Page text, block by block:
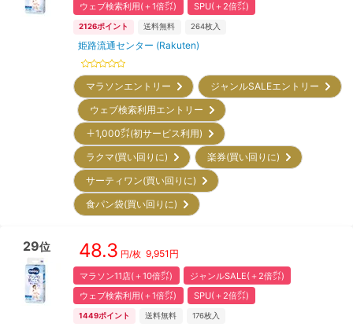
ウェブ検索利用(＋1倍㌽)
SPU(＋2倍㌽)
2126ポイント 送料無料 264枚入
姫路流通センター (Rakuten)
マラソンエントリー
ジャンルSALEエントリー
ウェブ検索利用エントリー
＋1,000㌽(初サービス利用)
ラクマ(買い回りに)
楽券(買い回りに)
サーティワン(買い回りに)
食パン袋(買い回りに)
29位 48.3 円/枚 9,951 円
マラソン11店(＋10倍㌽)
ジャンルSALE(＋2倍㌽)
ウェブ検索利用(＋1倍㌽)
SPU(＋2倍㌽)
1449ポイント 送料無料 176枚入